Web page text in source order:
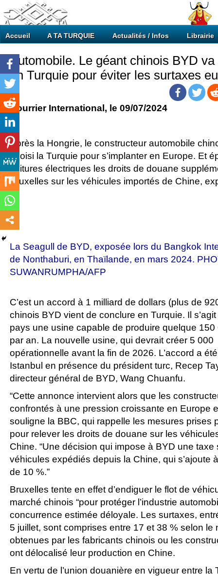
Accueil A TA TURQUIE Actualités / Infos Librairie
Automobile. Le géant chinois BYD
en Turquie pour éviter les surtaxes
Courrier International , le 09/07/2024
Après la Hongrie, le constructeur automobile
choisi la Turquie pour s’implanter en Europe. Et
voitures électriques les droits de douane
Bruxelles sur les véhicules importés de Chine,
La Seagull de BYD, exposée lors du Bangkok
de Nonthaburi, en Thaïlande, en mars 2024.
SUWANRUMPHA/AFP
C’est un accord à 1 milliard de dollars (plus de
chinois BYD vient de conclure en Turquie. Il
pays une usine capable de produire quelque
par an. La nouvelle usine, qui devrait créer 5
opérationnelle avant la fin de 2026. L’accord a
Istanbul en présence du président turc, Recep
directeur général de BYD, Wang Chuanfu.
“Cette annonce intervient alors que les
confrontés à une pression croissante en Europe
souligne la BBC, qui rappelle les mesures prises
pour relever les droits de douane sur les
Chine. “Une décision qui impose à BYD une
véhicules expédiés depuis la Chine, qui s’ajoute
de 10 %.”
Bruxelles tente en effet d’endiguer le flot de
marché chinois “pour protéger l’industrie
concurrence estimée déloyale. Les surtaxes,
5 juillet, sont comprises entre 17 et 38 % selon
obtenues par les fabricants chinois ou les
ont délocalisé leur production en Chine.
En vertu de l’union douanière en vigueur entre la